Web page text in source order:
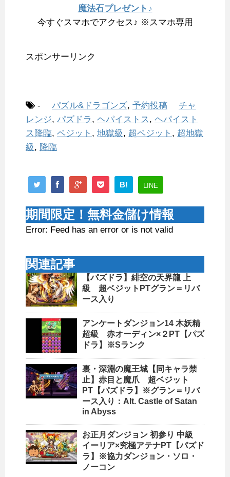
魔法石プレゼント♪
今すぐスマホでアクセス♪ ※スマホ専用
スポンサーリンク
- パズル&ドラゴンズ, 予約投稿
チャ
レンジ, パズドラ , ヘパイストス, ヘパイスト
ス降臨, ベジット , 地獄級, 超ベジット , 超地獄
級, 降臨
B! LINE
期間限定！無料金儲け情報
Error: Feed has an error or is not valid
関連記事
【パズドラ】緋空の天界龍 上
級 超ベジットPTグラン＝リバ
ース入り
アンケートダンジョン14 木妖精
超級 赤オーディン×２PT【パズ
ドラ】※Sランク
裏・深淵の魔王城【同キャラ禁
止】赤目と魔爪 超ベジット
PT【パズドラ】※グラン＝リバ
ース入り：Alt. Castle of Satan
in Abyss
お正月ダンジョン 初参り 中級
イーリア×究極アテナPT【パズド
ラ】※協力ダンジョン・ソロ・
ノーコン